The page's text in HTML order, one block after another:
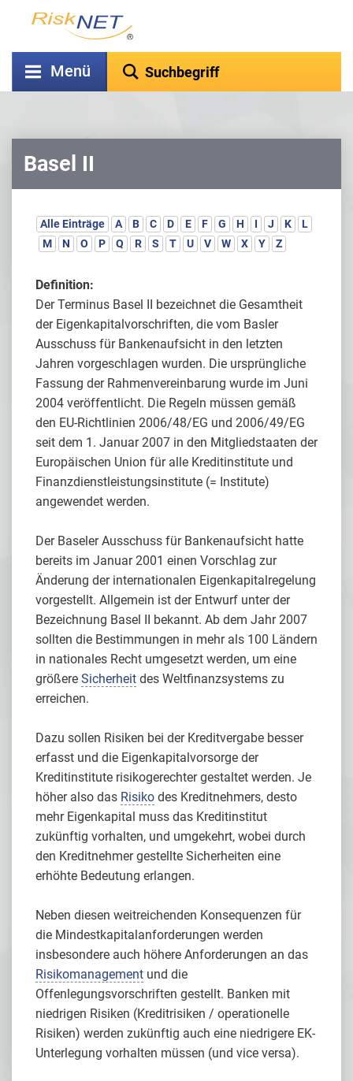
Menü
Basel II
Alle Einträge A B C D E F G H I J K
L
M
N O P Q R S T U V W X Y Z
Definition:
Der Terminus Basel II bezeichnet die Gesamtheit
der Eigenkapitalvorschriften, die vom Basler
Ausschuss für Bankenaufsicht in den letzten
Jahren vorgeschlagen wurden. Die ursprüngliche
Fassung der Rahmenvereinbarung wurde im Juni
2004 veröffentlicht. Die Regeln müssen gemäß
den EU-Richtlinien 2006/48/EG und 2006/49/EG
seit dem 1. Januar 2007 in den Mitgliedstaaten der
Europäischen Union für alle Kreditinstitute und
Finanzdienstleistungsinstitute (= Institute)
angewendet werden.
Der Baseler Ausschuss für Bankenaufsicht hatte
bereits im Januar 2001 einen Vorschlag zur
Änderung der internationalen Eigenkapitalregelung
vorgestellt. Allgemein ist der Entwurf unter der
Bezeichnung Basel II bekannt. Ab dem Jahr 2007
sollten die Bestimmungen in mehr als 100 Ländern
in nationales Recht umgesetzt werden, um eine
größere Sicherheit des Weltfinanzsystems zu
erreichen.
Dazu sollen Risiken bei der Kreditvergabe besser
erfasst und die Eigenkapitalvorsorge der
Kreditinstitute risikogerechter gestaltet werden. Je
höher also das Risiko des Kreditnehmers, desto
mehr Eigenkapital muss das Kreditinstitut
zukünftig vorhalten, und umgekehrt, wobei durch
den Kreditnehmer gestellte Sicherheiten eine
erhöhte Bedeutung erlangen.
Neben diesen weitreichenden Konsequenzen für
die Mindestkapitalanforderungen werden
insbesondere auch höhere Anforderungen an das
Risikomanagement und die
Offenlegungsvorschriften gestellt. Banken mit
niedrigen Risiken (Kreditrisiken / operationelle
Risiken) werden zukünftig auch eine niedrigere EK-
Unterlegung vorhalten müssen (und vice versa).